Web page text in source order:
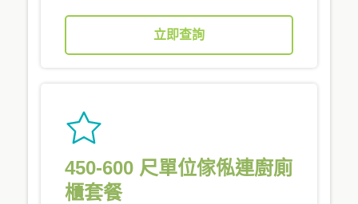
立即查詢
450-600 尺單位傢俬連廚廁
櫃套餐